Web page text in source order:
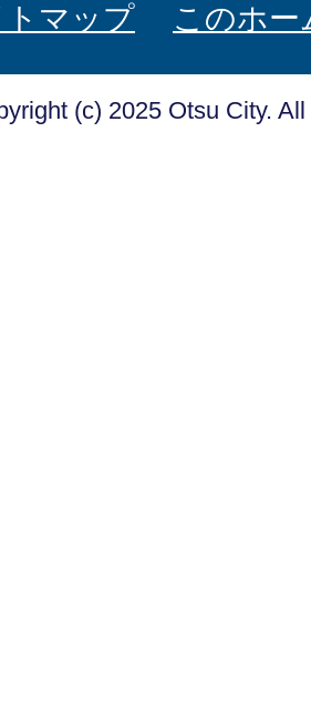
トマップ このホ
(c) 2025 Otsu City.